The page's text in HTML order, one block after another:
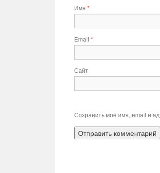
Имя *
Email *
Сайт
Сохранить моё имя, email и